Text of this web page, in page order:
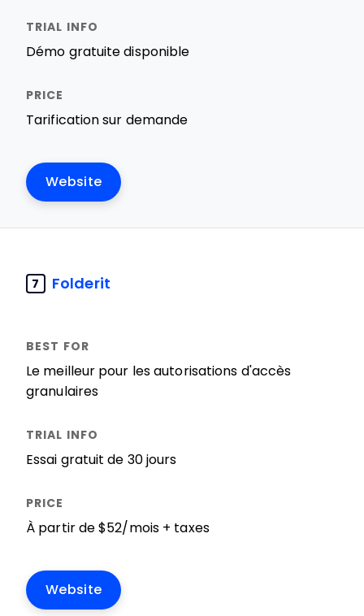
Démo gratuite disponible
Tarification sur demande
Website
7 Folderit
Le meilleur pour les autorisations d'accès
granulaires
Essai gratuit de 30 jours
À partir de $52/mois + taxes
Website